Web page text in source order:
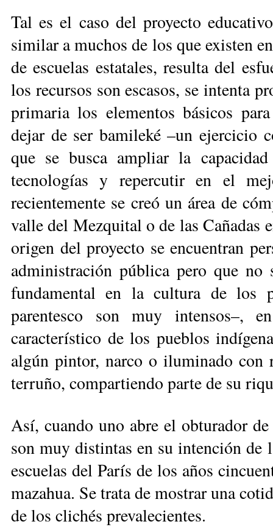
Tal es el caso del proyecto
similar a muchos de los que existen
de escuelas estatales, resulta del
los recursos son escasos, se intenta
primaria los elementos básicos
dejar de ser bamileké –un ejercicio
que se busca ampliar la
tecnologías y repercutir en el
recientemente se creó un área de
valle del Mezquital o de las Cañadas
origen del proyecto se encuentran
administración pública pero que
fundamental en la cultura de los
parentesco son muy intensos–,
característico de los pueblos
algún pintor, narco o iluminado con
terruño, compartiendo parte de su
Así, cuando uno abre el obturador
son muy distintas en su intención de
escuelas del París de los años
mazahua. Se trata de mostrar una
de los clichés prevalecientes.